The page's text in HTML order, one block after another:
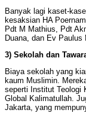
Banyak lagi kaset-
kesaksian HA
Pdt M Mathius, Pdt
Duana, dan Ev Paulus
3) Sekolah dan
Biaya sekolah yang
kaum Muslimin.
seperti Institut Teologi
Global Kalimatullah.
Jakarta, yang